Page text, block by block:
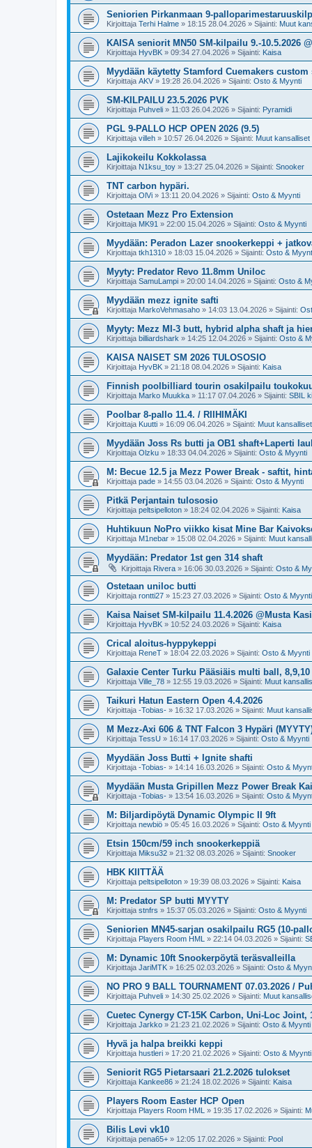
Seniorien Pirkanmaan 9-
Kirjoittaja Terhi Halme » 18:15 28.04.2026 » Sijainti: Muut
KAISA seniorit MN50 SM-kilpailu 9.-10.5.2026
Kirjoittaja HyvBK » 09:34 27.04.2026 » Sijainti: Kaisa
Myydään käytetty Stamford Cuemakers
Kirjoittaja AKV » 19:28 26.04.2026 » Sijainti: Osto & Myynti
SM-KILPAILU 23.5.2026 PVK
Kirjoittaja Puhveli » 11:03 26.04.2026 » Sijainti: Pyramidi
PGL 9-PALLO HCP OPEN 2026 (9.5)
Kirjoittaja villeh » 10:57 26.04.2026 » Sijainti: Muut kansalliset
Lajikokeilu Kokkolassa
Kirjoittaja N1ksu_toy » 13:27 25.04.2026 » Sijainti: Snooker
TNT carbon hypäri.
Kirjoittaja OlVi » 13:11 20.04.2026 » Sijainti: Osto & Myynti
Ostetaan Mezz Pro Extension
Kirjoittaja MK91 » 22:00 15.04.2026 » Sijainti: Osto & Myynti
Myydään: Peradon Lazer snookerkeppi +
Kirjoittaja tkh1310 » 18:03 15.04.2026 » Sijainti: Osto &
Myyty: Predator Revo 11.8mm Uniloc
Kirjoittaja SamuLampi » 20:00 14.04.2026 » Sijainti: Osto &
Myydään mezz ignite safti
Kirjoittaja MarkoVehmasaho » 14:03 13.04.2026 » Sijainti:
Myyty: Mezz MI-3 butt, hybrid alpha shaft ja
Kirjoittaja billiardshark » 14:25 12.04.2026 » Sijainti: Osto &
KAISA NAISET SM 2026 TULOSOSIO
Kirjoittaja HyvBK » 21:18 08.04.2026 » Sijainti: Kaisa
Finnish poolbilliard tourin osakilpailu
Kirjoittaja Marko Muukka » 11:17 07.04.2026 » Sijainti: SBIL
Poolbar 8-pallo 11.4. / RIIHIMÄKI
Kirjoittaja Kuutti » 16:09 06.04.2026 » Sijainti: Muut
Myydään Joss Rs butti ja OB1 shaft+Laperti
Kirjoittaja Olzku » 18:33 04.04.2026 » Sijainti: Osto & Myynti
M: Becue 12.5 ja Mezz Power Break - saftit,
Kirjoittaja pade » 14:55 03.04.2026 » Sijainti: Osto & Myynti
Pitkä Perjantain tulososio
Kirjoittaja peltsipelloton » 18:24 02.04.2026 » Sijainti: Kaisa
Huhtikuun NoPro viikko kisat Mine Bar
Kirjoittaja M1nebar » 15:08 02.04.2026 » Sijainti: Muut
Myydään: Predator 1st gen 314 shaft
Kirjoittaja Rivera » 16:06 30.03.2026 » Sijainti: Osto &
Ostetaan uniloc butti
Kirjoittaja rontti27 » 15:23 27.03.2026 » Sijainti: Osto & Myynti
Kaisa Naiset SM-kilpailu 11.4.2026 @Musta
Kirjoittaja HyvBK » 10:52 24.03.2026 » Sijainti: Kaisa
Crical aloitus-hyppykeppi
Kirjoittaja ReneT » 18:04 22.03.2026 » Sijainti: Osto & Myynti
Galaxie Center Turku Pääsiäis multi ball, 8,9,10
Kirjoittaja Ville_78 » 12:55 19.03.2026 » Sijainti: Muut
Taikuri Hatun Eastern Open 4.4.2026
Kirjoittaja -Tobias- » 16:32 17.03.2026 » Sijainti: Muut
M Mezz-Axi 606 & TNT Falcon 3 Hypäri
Kirjoittaja TessU » 16:14 17.03.2026 » Sijainti: Osto & Myynti
Myydään Joss Butti + Ignite shafti
Kirjoittaja -Tobias- » 14:14 16.03.2026 » Sijainti: Osto &
Myydään Musta Gripillen Mezz Power Break Kai
Kirjoittaja -Tobias- » 13:54 16.03.2026 » Sijainti: Osto &
M: Biljardipöytä Dynamic Olympic II 9ft
Kirjoittaja newbiö » 05:45 16.03.2026 » Sijainti: Osto & Myynti
Etsin 150cm/59 inch snookerkeppiä
Kirjoittaja Miksu32 » 21:32 08.03.2026 » Sijainti: Snooker
HBK KIITTÄÄ
Kirjoittaja peltsipelloton » 19:39 08.03.2026 » Sijainti: Kaisa
M: Predator SP butti MYYTY
Kirjoittaja stnfrs » 15:37 05.03.2026 » Sijainti: Osto & Myynti
Seniorien MN45-sarjan osakilpailu RG5 (10-
Kirjoittaja Players Room HML » 22:14 04.03.2026 » Sijainti:
M: Dynamic 10ft Snookerpöytä teräsvalleilla
Kirjoittaja JariMTK » 16:25 02.03.2026 » Sijainti: Osto &
NO PRO 9 BALL TOURNAMENT 07.03.2026 /
Kirjoittaja Puhveli » 14:30 25.02.2026 » Sijainti: Muut
Cuetec Cynergy CT-15K Carbon, Uni-Loc Joint,
Kirjoittaja Jarkko » 21:23 21.02.2026 » Sijainti: Osto & Myynti
Hyvä ja halpa breikki keppi
Kirjoittaja hustleri » 17:20 21.02.2026 » Sijainti: Osto & Myynti
Seniorit RG5 Pietarsaari 21.2.2026 tulokset
Kirjoittaja Kankee86 » 21:24 18.02.2026 » Sijainti: Kaisa
Players Room Easter HCP Open
Kirjoittaja Players Room HML » 19:35 17.02.2026 » Sijainti:
Bilis Levi vk10
Kirjoittaja pena65+ » 12:05 17.02.2026 » Sijainti: Pool